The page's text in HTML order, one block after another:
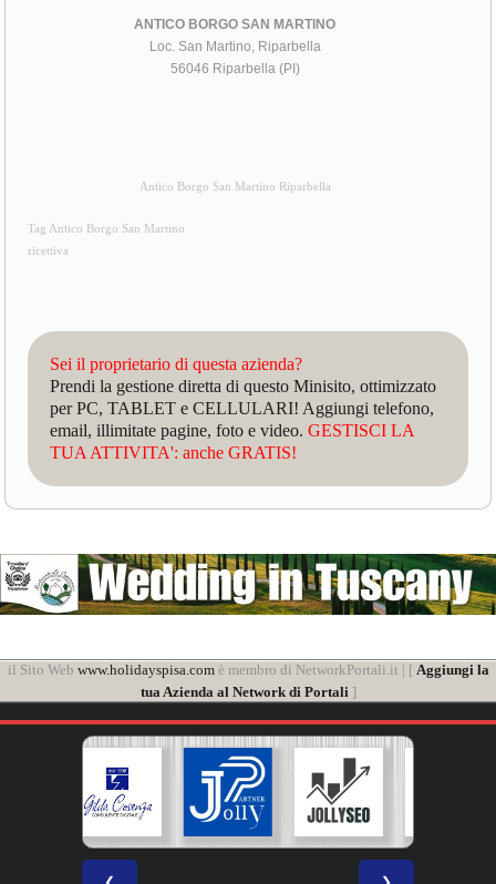
ANTICO BORGO SAN MARTINO
Loc. San Martino, Riparbella
56046 Riparbella (PI)
Antico Borgo San Martino Riparbella
Tag Antico Borgo San Martino
ricettiva
Sei il proprietario di questa azienda?
Prendi la gestione diretta di questo Minisito, ottimizzato
per PC, TABLET e CELLULARI! Aggiungi telefono,
email, illimitate pagine, foto e video.GESTISCI LA
TUA ATTIVITA': anche GRATIS!
il Sito Web www.holidayspisa.comè membro di NetworkPortali.it | [ Aggiungi la
tua Azienda al Network di Portali]